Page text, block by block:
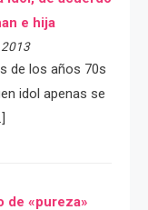
e hija
de los años 70s
idol apenas se
de «pureza»